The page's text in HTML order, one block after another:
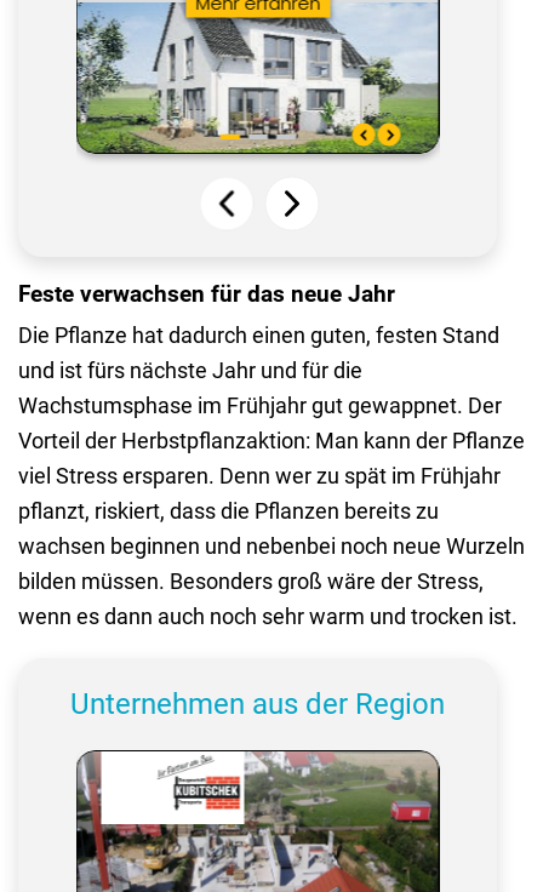
Feste verwachsen für das neue Jahr
Die Pflanze hat dadurch einen guten, festen Stand
und ist fürs nächste Jahr und für die
Wachstumsphase im Frühjahr gut gewappnet. Der
Vorteil der Herbstpflanzaktion: Man kann der Pflanze
viel Stress ersparen. Denn wer zu spät im Frühjahr
pflanzt, riskiert, dass die Pflanzen bereits zu
wachsen beginnen und nebenbei noch neue Wurzeln
bilden müssen. Besonders groß wäre der Stress,
wenn es dann auch noch sehr warm und trocken ist.
Unternehmen aus der Region